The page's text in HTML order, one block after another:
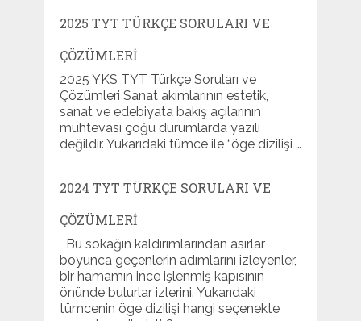
2025 TYT TÜRKÇE SORULARI VE
ÇÖZÜMLERI
2025 YKS TYT Türkçe Soruları ve
Çözümleri Sanat akımlarının estetik,
sanat ve edebiyata bakış açılarının
muhtevası çoğu durumlarda yazılı
değildir. Yukarıdaki tümce ile “öge dizilişi …
2024 TYT TÜRKÇE SORULARI VE
ÇÖZÜMLERI
Bu sokağın kaldırımlarından asırlar
boyunca geçenlerin adımlarını izleyenler,
bir hamamın ince işlenmiş kapısının
önünde bulurlar izlerini. Yukarıdaki
tümcenin öge dizilişi hangi seçenekte